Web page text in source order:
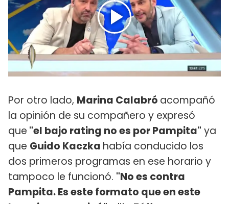
Por otro lado, Marina Calabró acompañó
la opinión de su compañero y expresó
que "el bajo rating no es por Pampita" ya
que Guido Kaczka había conducido los
dos primeros programas en ese horario y
tampoco le funcionó. "No es contra
Pampita. Es este formato que en este